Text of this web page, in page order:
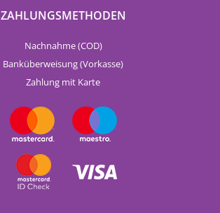
ZAHLUNGSMETHODEN
Nachnahme (COD)
Banküberweisung (Vorkasse)
Zahlung mit Karte